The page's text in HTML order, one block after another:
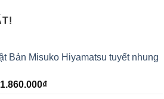
Bản Misuko Hiyamatsu tuyết nhung
1.860.000₫